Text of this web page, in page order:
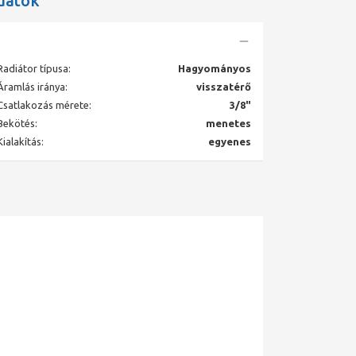
típusa:
Hagyományos
iránya:
visszatérő
mérete:
3/8"
menetes
egyenes